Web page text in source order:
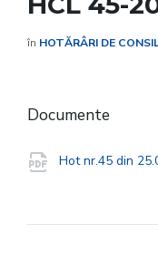
în HOTĂRÂRI DE
Documente
Hot nr.45 din